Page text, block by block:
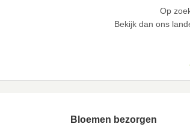
Op
Bekijk dan ons
Bloemen bezorgen